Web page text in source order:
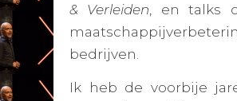
& Verleiden , en talks
bedrijven.
Ik heb de voorbije